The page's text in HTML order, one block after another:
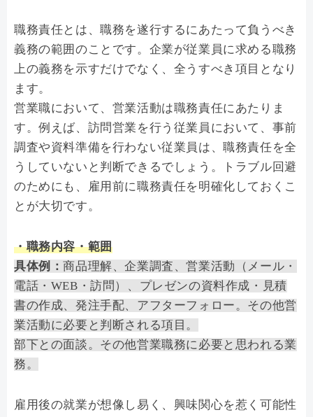
職務責任とは、職務を遂行するにあたって負うべき
義務の範囲のことです。企業が従業員に求める職務
上の義務を示すだけでなく、全うすべき項目となり
ます。
営業職において、営業活動は職務責任にあたりま
す。例えば、訪問営業を行う従業員において、事前
調査や資料準備を行わない従業員は、職務責任を全
うしていないと判断できるでしょう。トラブル回避
のためにも、雇用前に職務責任を明確化しておくこ
とが大切です。
・職務内容・範囲
具体例：商品理解、企業調査、営業活動（メール・
電話・WEB・訪問）、プレゼンの資料作成・見積
書の作成、発注手配、アフターフォロー。その他営
業活動に必要と判断される項目。
部下との面談。その他営業職務に必要と思われる業
務。
雇用後の就業が想像し易く、興味関心を惹く可能性